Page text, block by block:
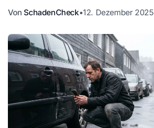
WhatsApp
Von SchadenCheck•12. Dezember 2025